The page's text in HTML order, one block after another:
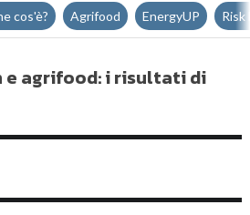
cos'è? Agrifood EnergyUP Risk
e agrifood: i risultati di